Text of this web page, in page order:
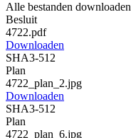
Alle bestanden downloaden
Besluit
4722.pdf
Downloaden
SHA3-512
Plan
4722_plan_2.jpg
Downloaden
SHA3-512
Plan
4722_plan_6.jpg